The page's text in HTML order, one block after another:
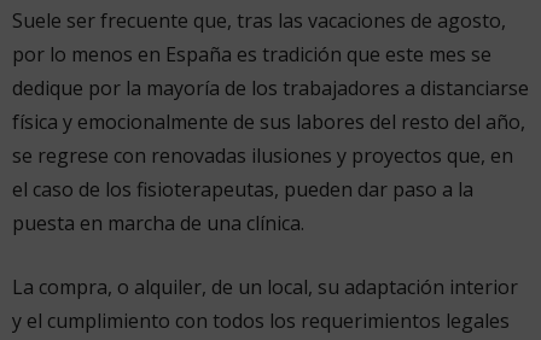
Suele ser frecuente que, tras las vacaciones de agosto,
por lo menos en España es tradición que este mes se
dedique por la mayoría de los trabajadores a distanciarse
física y emocionalmente de sus labores del resto del año,
se regrese con renovadas ilusiones y proyectos que, en
el caso de los fisioterapeutas, pueden dar paso a la
puesta en marcha de una clínica.
La compra, o alquiler, de un local, su adaptación interior
y el cumplimiento con todos los requerimientos legales